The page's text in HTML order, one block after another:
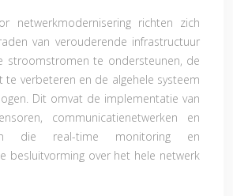
netwerkmodernisering richten zich
van verouderende infrastructuur
stroomstromen te ondersteunen, de
te verbeteren en de algehele systeem
Dit omvat de implementatie van
communicatienetwerken en
die real-time monitoring en
besluitvorming over het hele netwerk